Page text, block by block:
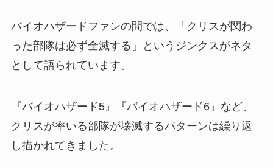
バイオハザードファンの間では、「クリスが関わ
った部隊は必ず全滅する」というジンクスがネタ
として語られています。
『バイオハザード5』『バイオハザード6』など、
クリスが率いる部隊が壊滅するパターンは繰り返
し描かれてきました。